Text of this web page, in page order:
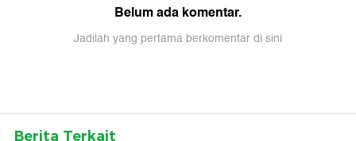
Belum ada komentar.
Jadilah yang pertama berkomentar di sini
Berita Terkait